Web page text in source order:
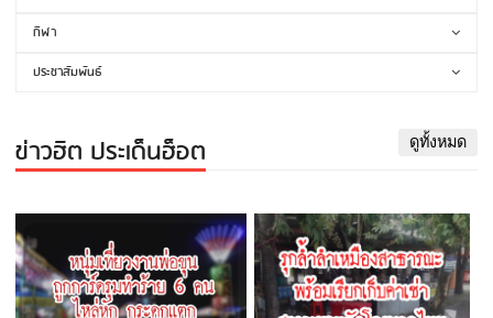
กีฬา
ประชาสัมพันธ์
ข่าวฮิต ประเด็นฮ็อต ดูทั้งหมด